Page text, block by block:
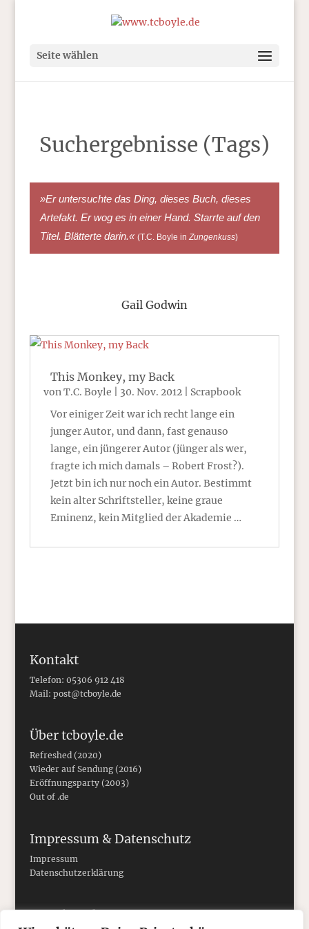
Seite wählen
Suchergebnisse (Tags)
»Er untersuchte das Ding, dieses Buch, dieses
Artefakt. Er wog es in einer Hand. Starrte auf den
Titel. Blätterte darin.« (T.C. Boyle in Zungenkuss)
Gail Godwin
This Monkey, my Back
vonT.C. Boyle 30. Nov. 2012| Scrapbook
Vor einiger Zeit war ich recht lange ein
junger Autor, und dann, fast genauso
lange, ein jüngerer Autor (jünger als wer,
fragte ich mich damals – Robert Frost?).
Jetzt bin ich nur noch ein Autor. Bestimmt
kein alter Schriftsteller, keine graue
Eminenz, kein Mitglied der Akademie …
Kontakt
Telefon: 05306 912 418
Mail: post@tcboyle.de
Über tcboyle.de
Refreshed (2020)
Wieder auf Sendung (2016)
Eröffnungsparty (2003)
Out of .de
Impressum & Datenschutz
Impressum
Datenschutzerklärung
Social Media